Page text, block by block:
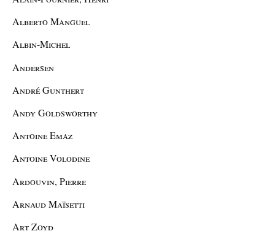
Alberto Manguel
Albin-Michel
Andersen
André Gunthert
Andy Goldsworthy
Antoine Emaz
Antoine Volodine
Ardouvin, Pierre
Arnaud Maïsetti
Art Zoyd